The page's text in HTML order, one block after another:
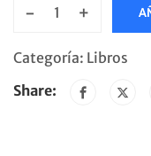
-
Vive
vivir
+
Categoría: Libros
Share: